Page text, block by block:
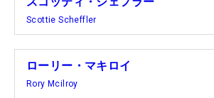
Scottie Scheffler
ローリー・マキロイ
Rory Mcilroy